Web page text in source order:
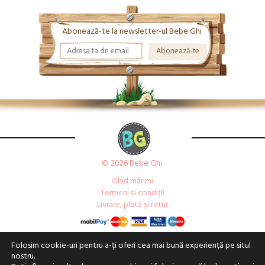
Abonează-te la newsletter-ul Bebe Ghi
© 2026 Bebe Ghi.
Ghid mărimi
Termeni și condiții
Livrare, plată și retur
Folosim cookie-uri pentru a-ți oferi cea mai bună experiență pe situl
nostru.